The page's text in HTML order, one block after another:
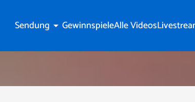
Sendung arrow_drop_down GewinnspieleAlle Videos